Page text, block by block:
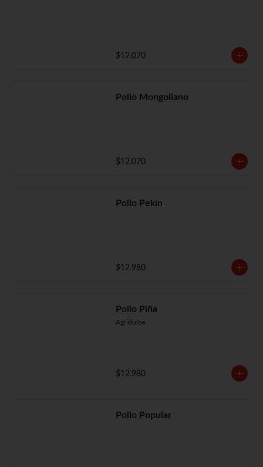
$12.070
Pollo Mongoliano
$12.070
Pollo Pekín
$12.980
Pollo Piña
Agridulce
$12.980
Pollo Popular